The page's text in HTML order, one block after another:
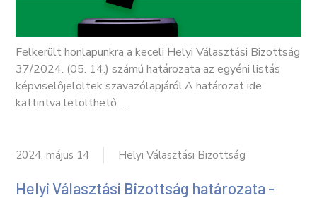
Felkerült honlapunkra a keceli Helyi Választási Bizottság
37/2024. (05. 14.) számú határozata az egyéni listás
képviselőjelöltek szavazólapjáról.A határozat ide
kattintva letölthető. ...
2024. május 14 Helyi Választási Bizottság
Helyi Választási Bizottság határozata -